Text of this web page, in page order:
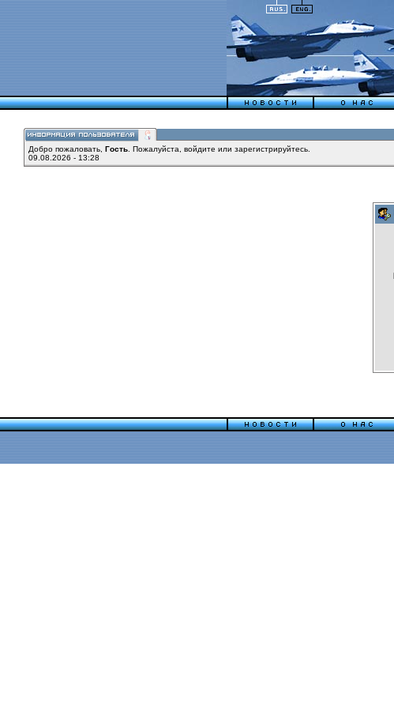
Добро пожаловать, Гость . Пожалуйста, войдите или зарегистрируйтесь
09.08.2026 - 13:28